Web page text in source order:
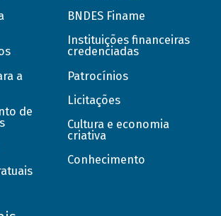
a
de
BNDES Finame
Instituições financeiras
credenciadas
Patrocínios
Licitações
Cultura e economia
criativa
Conhecimento